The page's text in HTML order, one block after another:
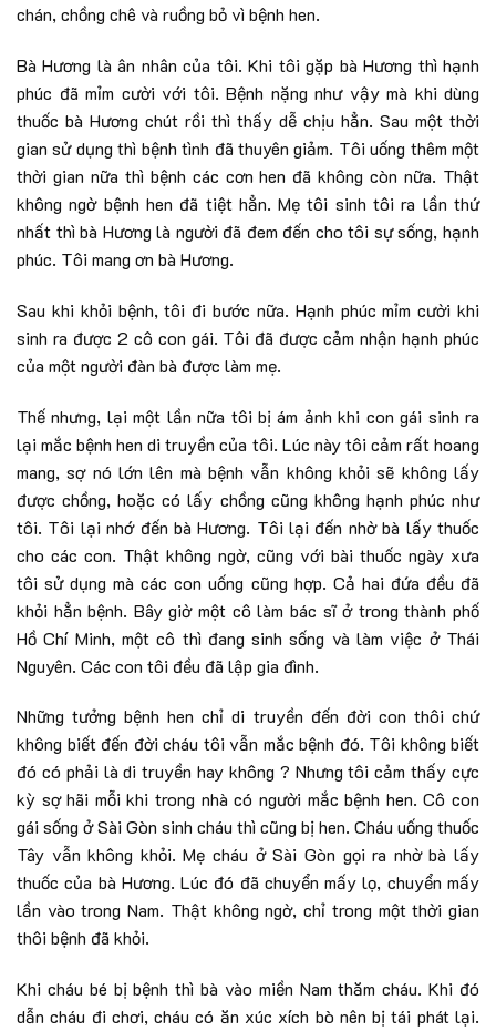
chán, chồng chê và ruồng bỏ vì bệnh hen.
Bà Hương là ân nhân của tôi. Khi tôi gặp bà Hương thì hạnh
phúc đã mỉm cười với tôi. Bệnh nặng như vậy mà khi dùng
thuốc bà Hương chút rồi thì thấy dễ chịu hẳn. Sau một thời
gian sử dụng thì bệnh tình đã thuyên giảm. Tôi uống thêm một
thời gian nữa thì bệnh các cơn hen đã không còn nữa. Thật
không ngờ bệnh hen đã tiệt hẳn. Mẹ tôi sinh tôi ra lần thứ
nhất thì bà Hương là người đã đem đến cho tôi sự sống, hạnh
phúc. Tôi mang ơn bà Hương.
Sau khi khỏi bệnh, tôi đi bước nữa. Hạnh phúc mỉm cười khi
sinh ra được 2 cô con gái. Tôi đã được cảm nhận hạnh phúc
của một người đàn bà được làm mẹ.
Thế nhưng, lại một lần nữa tôi bị ám ảnh khi con gái sinh ra
lại mắc bệnh hen di truyền của tôi. Lúc này tôi cảm rất hoang
mang, sợ nó lớn lên mà bệnh vẫn không khỏi sẽ không lấy
được chồng, hoặc có lấy chồng cũng không hạnh phúc như
tôi. Tôi lại nhớ đến bà Hương. Tôi lại đến nhờ bà lấy thuốc
cho các con. Thật không ngờ, cũng với bài thuốc ngày xưa
tôi sử dụng mà các con uống cũng hợp. Cả hai đứa đều đã
khỏi hẳn bệnh. Bây giờ một cô làm bác sĩ ở trong thành phố
Hồ Chí Minh, một cô thì đang sinh sống và làm việc ở Thái
Nguyên. Các con tôi đều đã lập gia đình.
Những tưởng bệnh hen chỉ di truyền đến đời con thôi chứ
không biết đến đời cháu tôi vẫn mắc bệnh đó. Tôi không biết
đó có phải là di truyền hay không ? Nhưng tôi cảm thấy cực
kỳ sợ hãi mỗi khi trong nhà có người mắc bệnh hen. Cô con
gái sống ở Sài Gòn sinh cháu thì cũng bị hen. Cháu uống thuốc
Tây vẫn không khỏi. Mẹ cháu ở Sài Gòn gọi ra nhờ bà lấy
thuốc của bà Hương. Lúc đó đã chuyển mấy lọ, chuyển mấy
lần vào trong Nam. Thật không ngờ, chỉ trong một thời gian
thôi bệnh đã khỏi.
Khi cháu bé bị bệnh thì bà vào miền Nam thăm cháu. Khi đó
dẫn cháu đi chơi, cháu có ăn xúc xích bò nên bị tái phát lại.